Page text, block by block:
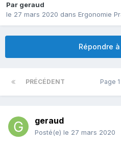
Par geraud
le 27 mars 2020 dans Ergonomie
Répondre
PRÉCÉDENT Page
geraud
Posté(e) le 27 mars 2020